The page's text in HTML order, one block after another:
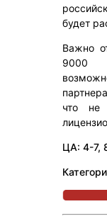
будет
Важно
9000
что не
ЦА: 4-7,